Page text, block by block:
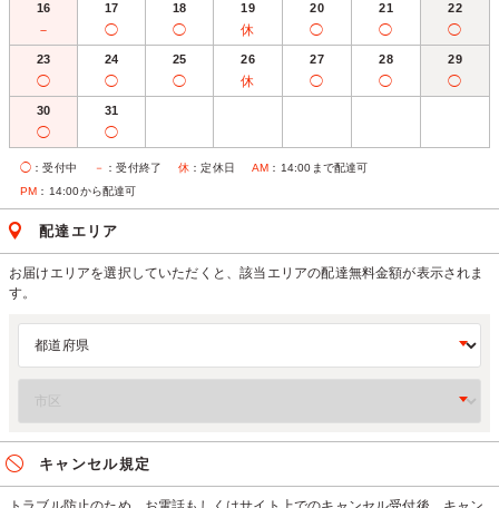
16
－
17
◯
18
◯
19
休
20
◯
21
◯
22
◯
23
◯
24
◯
25
◯
26
休
27
◯
28
◯
29
◯
30
◯
31
◯
◯ ：受付中 － ：受付終了 休 ：定休日 AM ：14:00まで配達可
PM ：14:00から配達可
配達エリア
お届けエリアを選択していただくと、該当エリアの配達無料金額が表示されま
す。
キャンセル規定